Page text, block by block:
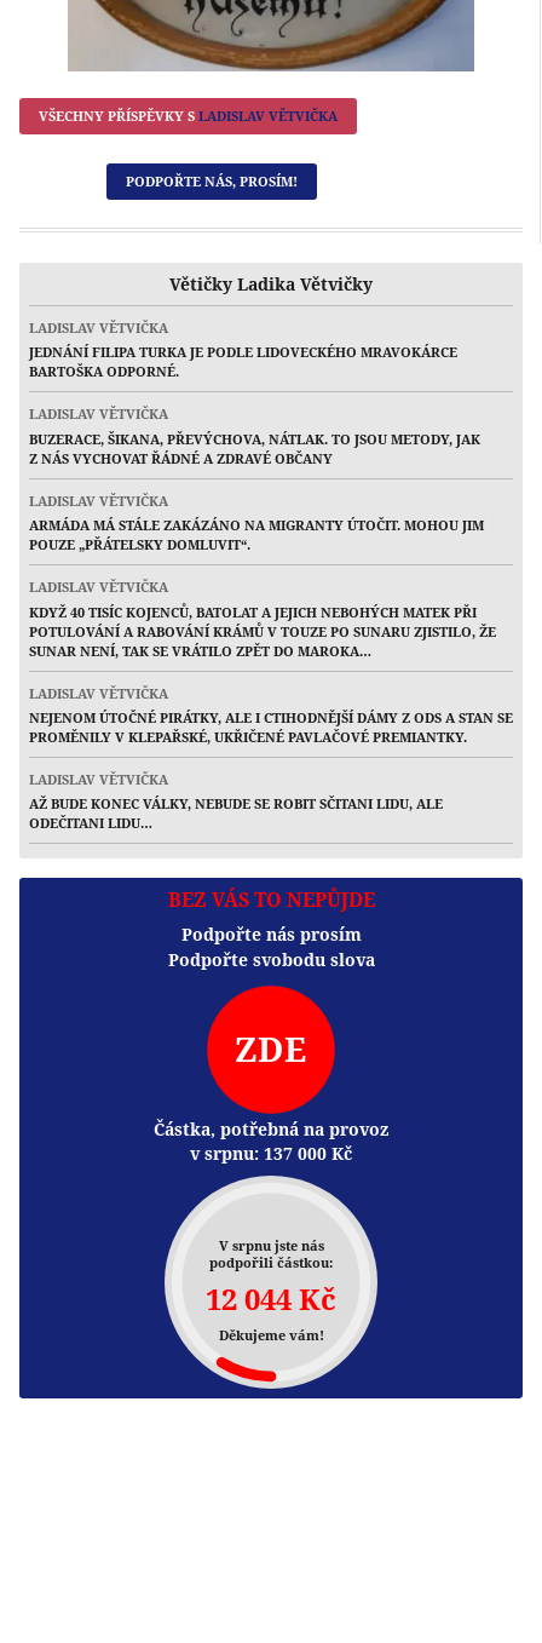
VŠECHNY PŘÍSPĚVKY S LADISLAV VĚTVIČKA
PODPOŘTE NÁS, PROSÍM!
Větičky Ladika Větvičky
LADISLAV VĚTVIČKA
JEDNÁNÍ FILIPA TURKA JE PODLE LIDOVECKÉHO MRAVOKÁRCE
BARTOŠKA ODPORNÉ.
LADISLAV VĚTVIČKA
BUZERACE, ŠIKANA, PŘEVÝCHOVA, NÁTLAK. TO JSOU METODY, JAK
Z NÁS VYCHOVAT ŘÁDNÉ A ZDRAVÉ OBČANY
LADISLAV VĚTVIČKA
ARMÁDA MÁ STÁLE ZAKÁZÁNO NA MIGRANTY ÚTOČIT. MOHOU JIM
POUZE „PŘÁTELSKY DOMLUVIT“.
LADISLAV VĚTVIČKA
KDYŽ 40 TISÍC KOJENCŮ, BATOLAT A JEJICH NEBOHÝCH MATEK PŘI
POTULOVÁNÍ A RABOVÁNÍ KRÁMŮ V TOUZE PO SUNARU ZJISTILO, ŽE
SUNAR NENÍ, TAK SE VRÁTILO ZPĚT DO MAROKA…
LADISLAV VĚTVIČKA
NEJENOM ÚTOČNÉ PIRÁTKY, ALE I CTIHODNĚJŠÍ DÁMY Z ODS A STAN SE
PROMĚNILY V KLEPAŘSKÉ, UKŘIČENÉ PAVLAČOVÉ PREMIANTKY.
LADISLAV VĚTVIČKA
AŽ BUDE KONEC VÁLKY, NEBUDE SE ROBIT SČITANI LIDU, ALE
ODEČITANI LIDU…
BEZ VÁS TO NEPŮJDE
Podpořte nás prosím
Podpořte svobodu slova
ZDE
Částka, potřebná na provoz
v srpnu: 137 000 Kč
V srpnu jste nás
podpořili částkou:
12 044 Kč
Děkujeme vám!